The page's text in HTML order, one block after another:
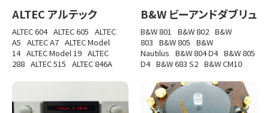
ALTEC アルテック
ALTEC 604 ALTEC 605 ALTEC
A5 ALTEC A7 ALTEC Model
14 ALTEC Model 19 ALTEC
288 ALTEC 515 ALTEC 846A
B&W ビーアンドダブリュ
B&W 801 B&W 802 B&W
803 B&W 805 B&W
Nautilus B&W 804 D4 B&W 805
D4 B&W 683 S2 B&W CM10